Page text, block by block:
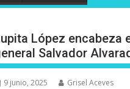
López encabeza
Salvador
9 junio, 2025 Grisel Aceves